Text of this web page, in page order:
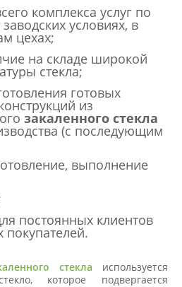
комплекса услуг по
условиях, в
цехах;
на складе широкой
стекла;
готовых
из
закаленного стекла
(с последующим
выполнение
постоянных клиентов
стекла используется
которое подвергается